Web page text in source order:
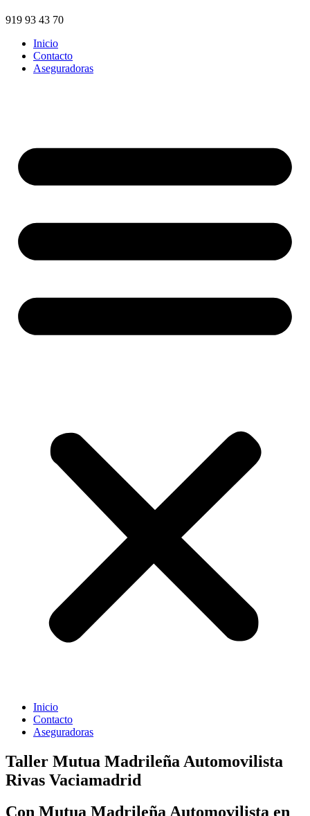
919 93 43 70
Inicio
Contacto
Aseguradoras
Inicio
Contacto
Aseguradoras
Taller Mutua Madrileña Automovilista
Rivas Vaciamadrid
Con Mutua Madrileña Automovilista en